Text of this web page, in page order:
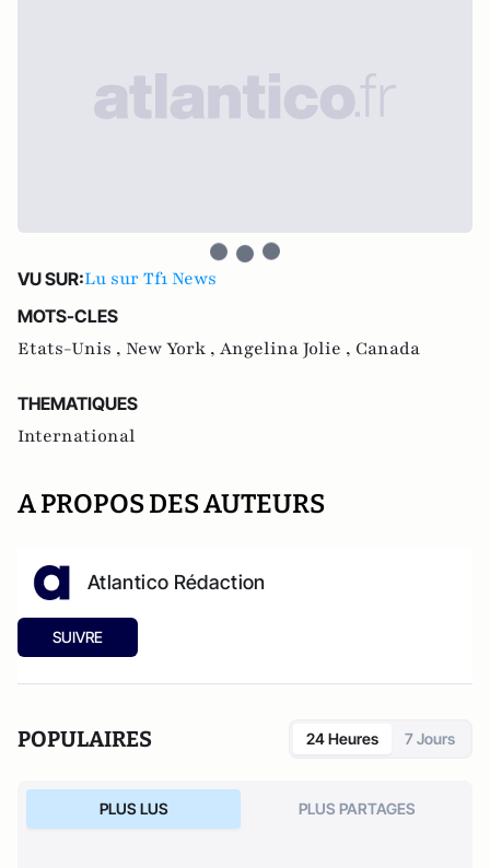
VU SUR:Lu sur Tf1 News
MOTS-CLES
Etats-Unis , New York , Angelina Jolie , Canada
THEMATIQUES
International
A PROPOS DES AUTEURS
Atlantico Rédaction
SUIVRE
POPULAIRES 24 Heures 7 Jours
PLUS LUS PLUS PARTAGES